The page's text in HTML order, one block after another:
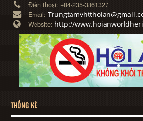
Điện thoại: +84-235-3861327
Email:
Website: http://
THỐNG KÊ